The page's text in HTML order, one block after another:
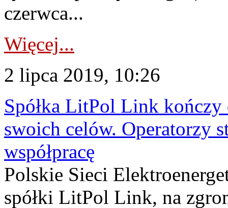
czerwca...
Więcej...
2 lipca 2019, 10:26
Spółka LitPol Link kończy
swoich celów. Operatorzy
współpracę
Polskie Sieci
spółki LitPol Link, na